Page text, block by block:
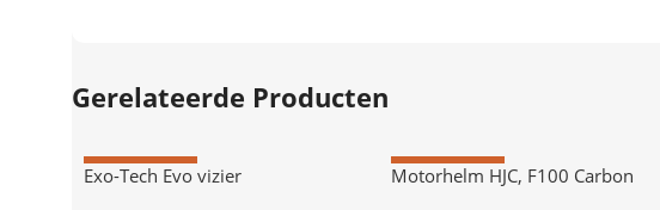
Gerelateerde Producten
AANBIEDING
Exo-Tech Evo vizier AANBIEDING
Motorhelm HJC, F100 Carbon